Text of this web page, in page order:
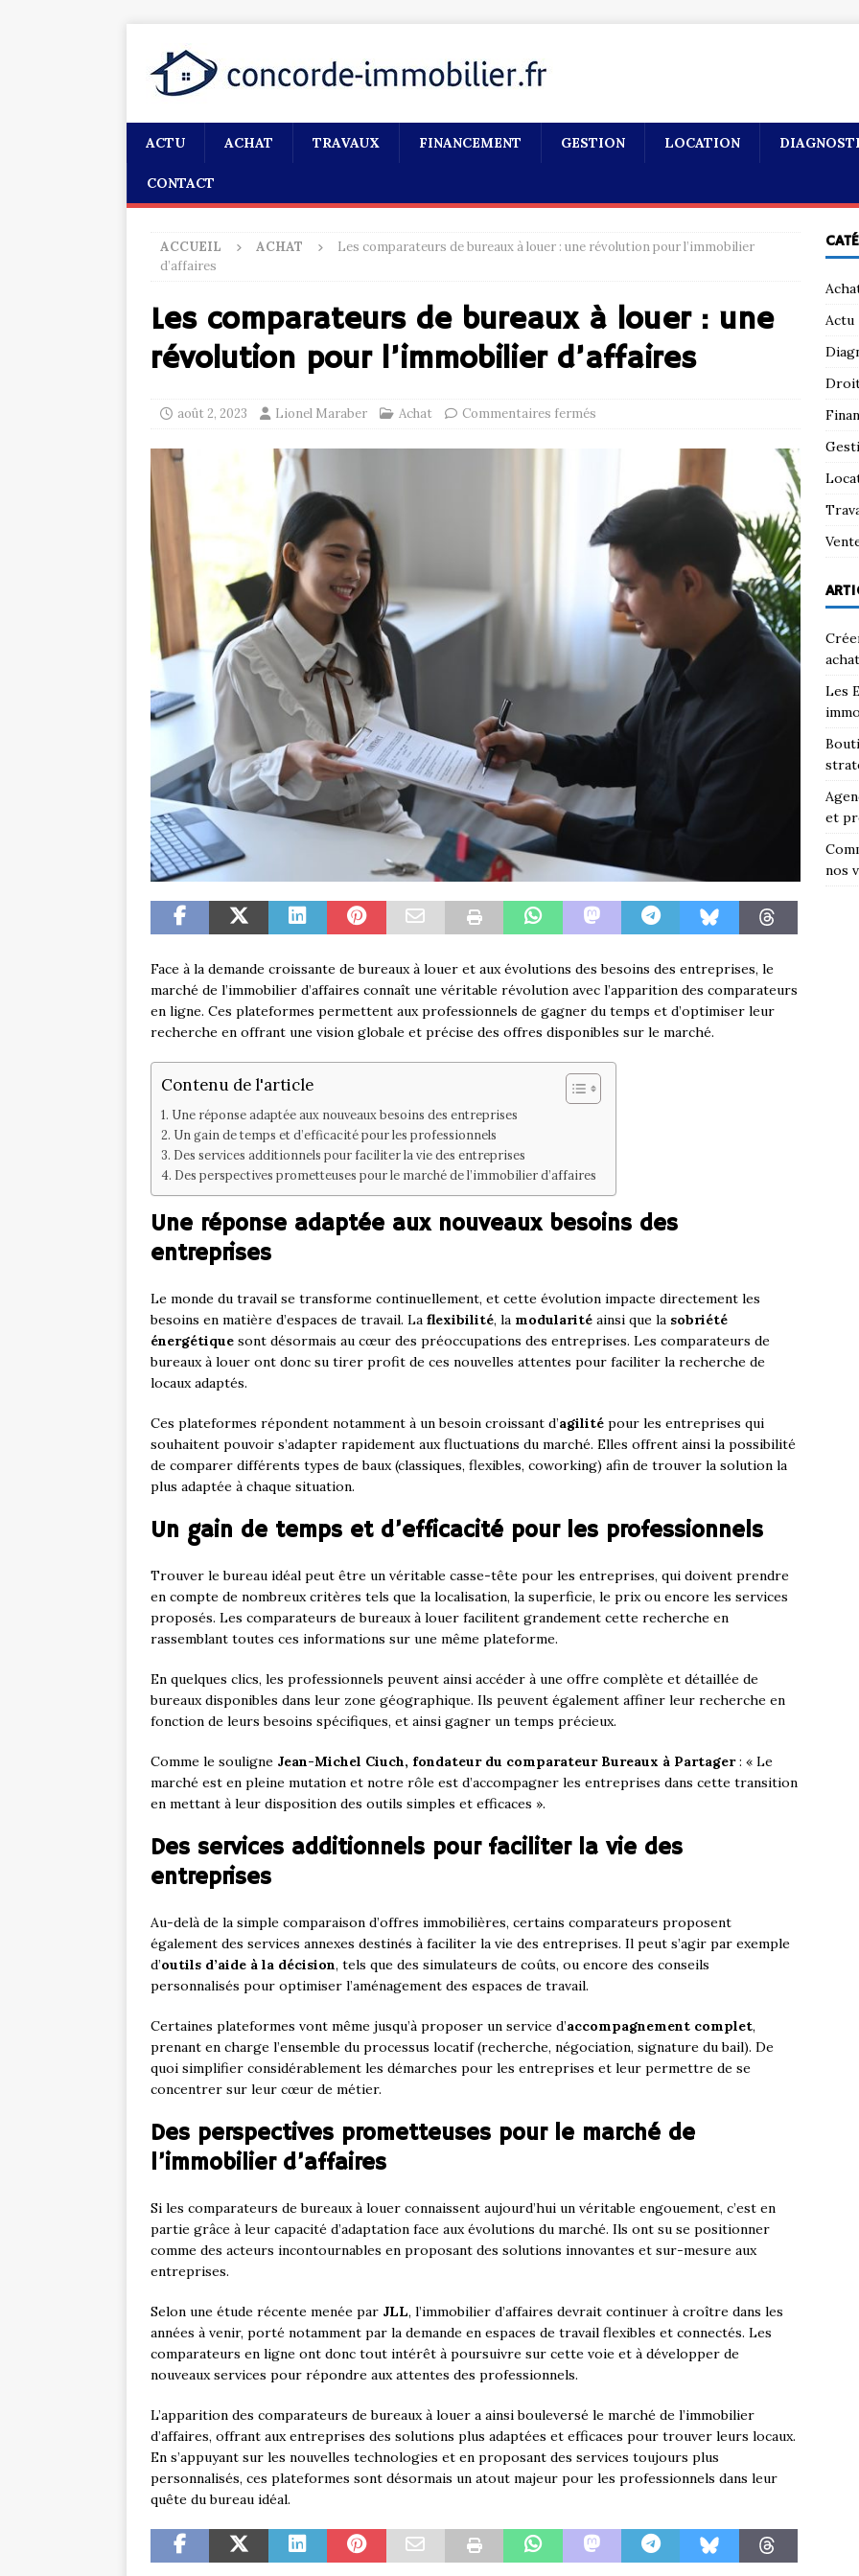
ACTU ACHAT TRAVAUX FINANCEMENT GESTION LOCATION
CONTACT
ACCUEIL ACHAT
Les comparateurs de bureaux à louer : une révolution pour l’immobilier
d’affaires
Les comparateurs de bureaux à louer : une
révolution pour l’immobilier d’affaires
août 2, 2023 Lionel Maraber Achat Commentaires fermés
Face à la demande croissante de bureaux à louer et aux évolutions des besoins des entreprises, le
marché de l’immobilier d’affaires connaît une véritable révolution avec l’apparition des comparateurs
en ligne. Ces plateformes permettent aux professionnels de gagner du temps et d’optimiser leur
recherche en offrant une vision globale et précise des offres disponibles sur le marché.
Contenu de l'article
Une réponse adaptée aux nouveaux besoins des entreprises
Un gain de temps et d’efficacité pour les professionnels
Des services additionnels pour faciliter la vie des entreprises
Des perspectives prometteuses pour le marché de l’immobilier d’affaires
Une réponse adaptée aux nouveaux besoins des
entreprises
Le monde du travail se transforme continuellement, et cette évolution impacte directement les
besoins en matière d’espaces de travail. La flexibilité, la modularité ainsi que la sobriété
énergétique sont désormais au cœur des préoccupations des entreprises. Les comparateurs de
bureaux à louer ont donc su tirer profit de ces nouvelles attentes pour faciliter la recherche de
locaux adaptés.
Ces plateformes répondent notamment à un besoin croissant d’agilité pour les entreprises qui
souhaitent pouvoir s’adapter rapidement aux fluctuations du marché. Elles offrent ainsi la possibilité
de comparer différents types de baux (classiques, flexibles, coworking) afin de trouver la solution la
plus adaptée à chaque situation.
Un gain de temps et d’efficacité pour les professionnels
Trouver le bureau idéal peut être un véritable casse-tête pour les entreprises, qui doivent prendre
en compte de nombreux critères tels que la localisation, la superficie, le prix ou encore les services
proposés. Les comparateurs de bureaux à louer facilitent grandement cette recherche en
rassemblant toutes ces informations sur une même plateforme.
En quelques clics, les professionnels peuvent ainsi accéder à une offre complète et détaillée de
bureaux disponibles dans leur zone géographique. Ils peuvent également affiner leur recherche en
fonction de leurs besoins spécifiques, et ainsi gagner un temps précieux.
Comme le souligne Jean-Michel Ciuch, fondateur du comparateur Bureaux à Partager: « Le
marché est en pleine mutation et notre rôle est d’accompagner les entreprises dans cette transition
en mettant à leur disposition des outils simples et efficaces ».
Des services additionnels pour faciliter la vie des
entreprises
Au-delà de la simple comparaison d’offres immobilières, certains comparateurs proposent
également des services annexes destinés à faciliter la vie des entreprises. Il peut s’agir par exemple
d’outils d’aide à la décision, tels que des simulateurs de coûts, ou encore des conseils
personnalisés pour optimiser l’aménagement des espaces de travail.
Certaines plateformes vont même jusqu’à proposer un service d’accompagnement complet,
prenant en charge l’ensemble du processus locatif (recherche, négociation, signature du bail). De
quoi simplifier considérablement les démarches pour les entreprises et leur permettre de se
concentrer sur leur cœur de métier.
Des perspectives prometteuses pour le marché de
l’immobilier d’affaires
Si les comparateurs de bureaux à louer connaissent aujourd’hui un véritable engouement, c’est en
partie grâce à leur capacité d’adaptation face aux évolutions du marché. Ils ont su se positionner
comme des acteurs incontournables en proposant des solutions innovantes et sur-mesure aux
entreprises.
Selon une étude récente menée par JLL, l’immobilier d’affaires devrait continuer à croître dans les
années à venir, porté notamment par la demande en espaces de travail flexibles et connectés. Les
comparateurs en ligne ont donc tout intérêt à poursuivre sur cette voie et à développer de
nouveaux services pour répondre aux attentes des professionnels.
L’apparition des comparateurs de bureaux à louer a ainsi bouleversé le marché de l’immobilier
d’affaires, offrant aux entreprises des solutions plus adaptées et efficaces pour trouver leurs locaux.
En s’appuyant sur les nouvelles technologies et en proposant des services toujours plus
personnalisés, ces plateformes sont désormais un atout majeur pour les professionnels dans leur
quête du bureau idéal.
Actu
Les
et
nos